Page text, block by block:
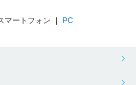
マートフォン ｜ PC